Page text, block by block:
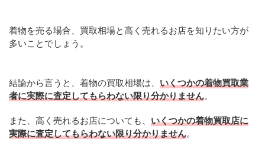
着物を売る場合、買取相場と高く売れるお店を知りたい方が
多いことでしょう。
結論から言うと、着物の買取相場は、 いくつかの着物買取業
者に実際に査定してもらわない限り分かりません。
また、高く売れるお店についても、 いくつかの着物買取店に
実際に査定してもらわない限り分かりません。